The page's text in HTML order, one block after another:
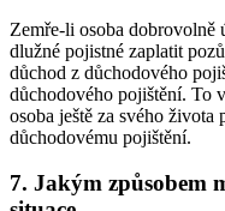
Zemře-li osoba dobrovolně
dlužné pojistné zaplatit
důchod z důchodového
důchodového pojištění. To
osoba ještě za svého
důchodovému pojištění.
7. Jakým způsobem